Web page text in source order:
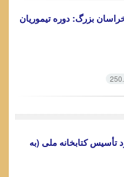
بزرگ: دوره تیموریان
کتابخانه ملی (به